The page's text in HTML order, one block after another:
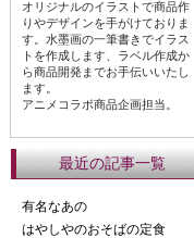
オリジナルのイラストで商品作
りやデザインを手がけておりま
す。水墨画の一筆書きでイラス
トを作成します、ラベル作成か
ら商品開発までお手伝いいたし
ます。
アニメコラボ商品企画担当。
最近の記事一覧
有名なあの
はやしやのおそばの定食